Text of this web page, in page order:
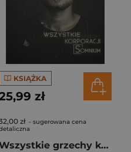
KSIĄŻKA
zł
zł - sugerowana cena
Wszystkie grzechy korporacji Somnium